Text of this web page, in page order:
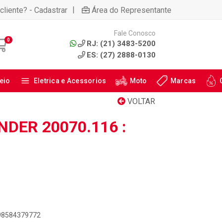
- Cadastrar | Área do Representante
0
Fale Conosco
RJ: (21) 3483-5200
ES: (27) 2888-0130
Eletrica e Acessorios Moto Marcas
VOLTAR
20070.116 :